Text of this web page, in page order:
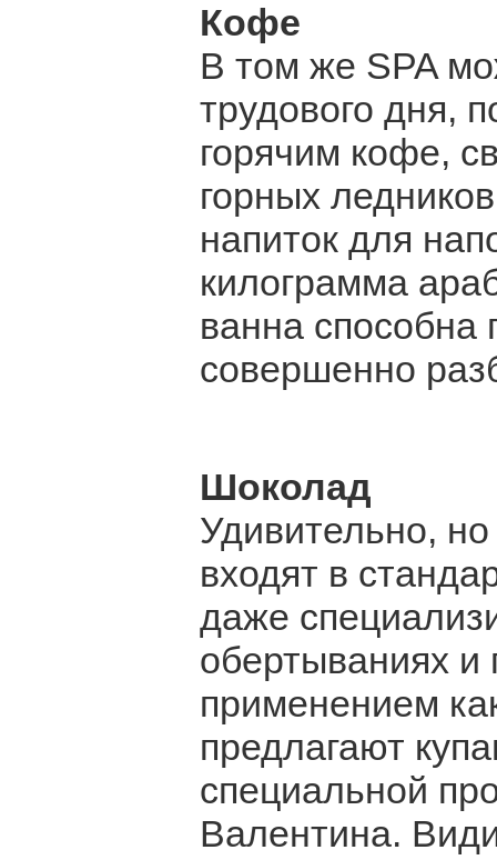
Кофе
В том же SPA
трудового дня,
горячим кофе,
горных
напиток для
килограмма
ванна способна
совершенно
Шоколад
Удивительно,
входят в
даже
обертываниях и
применением
предлагают
специальной
Валентина.